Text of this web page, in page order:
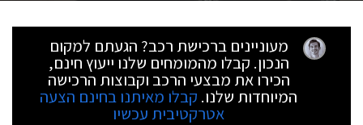
מעוניינים ברכישת רכב? הגעתם למקום
הנכון. קבלו מהמומחים שלנו ייעוץ חינם,
הכירו את מבצעי הרכב וקבוצות הרכישה
המיוחדות שלנו. קבלו מאיתנו בחינם הצעה
אטרקטיבית עכשיו